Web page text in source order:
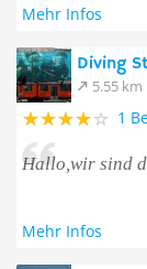
Mehr Infos
Diving
5.55 km
1
Hallo,wir sind
Mehr Infos